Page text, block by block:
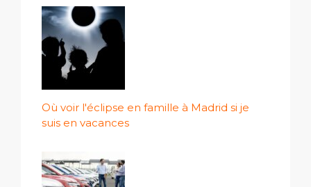
Où voir l'éclipse en famille à Madrid si je
suis en vacances